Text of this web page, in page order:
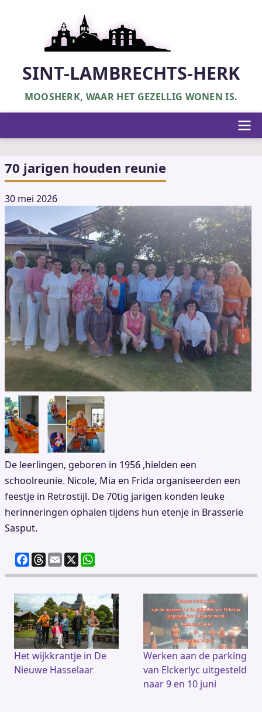
SINT-LAMBRECHTS-HERK
MOOSHERK, WAAR HET GEZELLIG WONEN IS.
70 jarigen houden reunie
30 mei 2026
De leerlingen, geboren in 1956 ,hielden een
schoolreunie. Nicole, Mia en Frida organiseerden een
feestje in Retrostijl. De 70tig jarigen konden leuke
herinneringen ophalen tijdens hun etenje in Brasserie
Sasput.
F
a
c
e
b
o
o
k
T
h
re
a
d
s
E
m
ai
l
X
h
at
s
A
p
p
Het wijkkrantje in De
Nieuwe Hasselaar
Werken aan de parking
van Elckerlyc uitgesteld
naar 9 en 10 juni